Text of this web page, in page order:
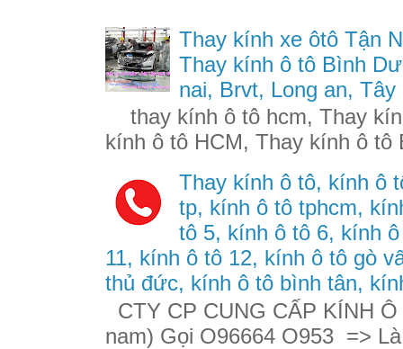
Thay kính xe ôtô Tận
Thay kính ô tô Bình
nai, Brvt, Long an,
thay kính ô tô hcm, Thay
kính ô tô HCM, Thay kính ô
Thay kính ô tô, kính ô
tp, kính ô tô tphcm,
tô 5, kính ô tô 6, kính
11, kính ô tô 12, kính ô tô gò
thủ đức, kính ô tô bình tân,
CTY CP CUNG CẤP KÍNH
nam) Gọi O96664 O953 =>